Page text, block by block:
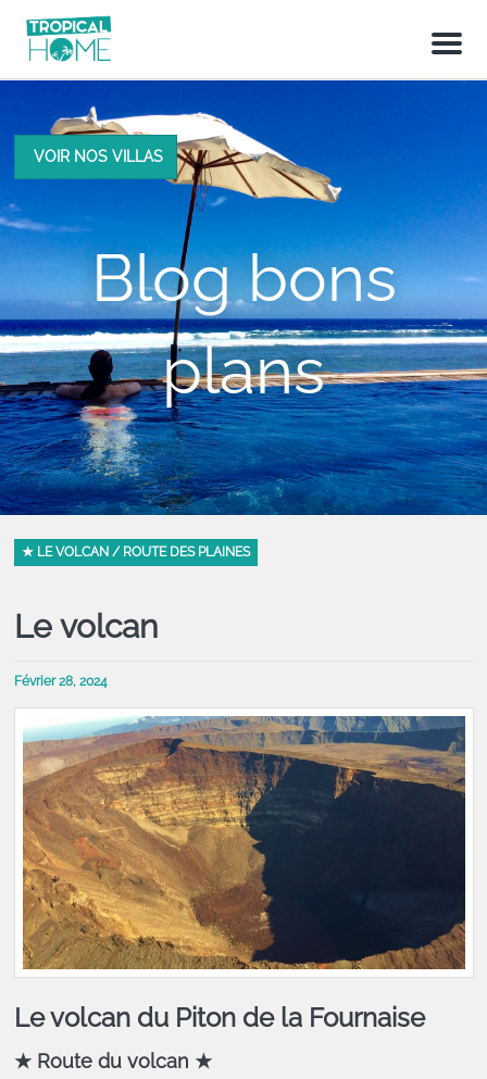
M
n
VOIR NOS VILLAS
Blog bons
plans
★ LE VOLCAN / ROUTE DES PLAINES
Le volcan
Février 28, 2024
Le volcan du Piton de la Fournaise
★ Route du volcan ★